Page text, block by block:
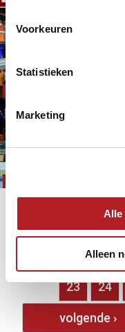
Voorkeuren
Statistieken
Marketing
Alle
Alleen
18
23 24
volgende ›